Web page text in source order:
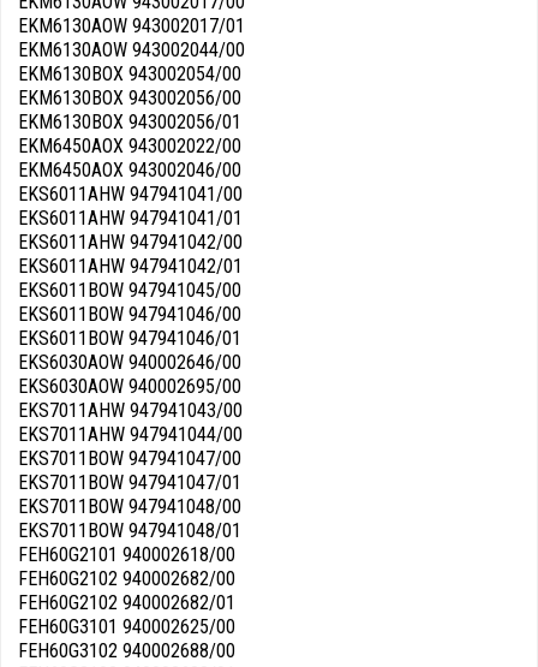
EKM6130AOW 943002017/01
EKM6130AOW 943002044/00
EKM6130BOX 943002054/00
EKM6130BOX 943002056/00
EKM6130BOX 943002056/01
EKM6450AOX 943002022/00
EKM6450AOX 943002046/00
EKS6011AHW 947941041/00
EKS6011AHW 947941041/01
EKS6011AHW 947941042/00
EKS6011AHW 947941042/01
EKS6011BOW 947941045/00
EKS6011BOW 947941046/00
EKS6011BOW 947941046/01
EKS6030AOW 940002646/00
EKS6030AOW 940002695/00
EKS7011AHW 947941043/00
EKS7011AHW 947941044/00
EKS7011BOW 947941047/00
EKS7011BOW 947941047/01
EKS7011BOW 947941048/00
EKS7011BOW 947941048/01
FEH60G2101 940002618/00
FEH60G2102 940002682/00
FEH60G2102 940002682/01
FEH60G3101 940002625/00
FEH60G3102 940002688/00